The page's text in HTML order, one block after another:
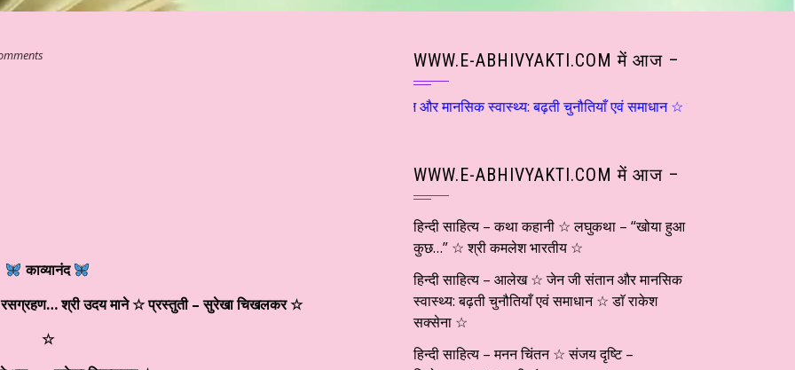
काव्यानंद
श्री उदय माने ☆ प्रस्तुती – सुरेखा चिखलकर ☆
☆
WWW.E-ABHIVYAKTI.COM में आज –
☆ श्री कमलेश भारतीय ☆ हिन्दी साहित्य – आलेख ☆ जेन जी संतान और मानसिक स्वास्थ्य: बढ़ती चुनौतियाँ एवं समाधान ☆ डाॅ राकेश सक्सेना ☆ हिन्दी
WWW.E-ABHIVYAKTI.COM में आज –
हिन्दी साहित्य – कथा कहानी ☆ लघुकथा – “खोया हुआ
कुछ…” ☆ श्री कमलेश भारतीय ☆
हिन्दी साहित्य – आलेख ☆ जेन जी संतान और मानसिक
स्वास्थ्य: बढ़ती चुनौतियाँ एवं समाधान ☆ डाॅ राकेश
सक्सेना ☆
हिन्दी साहित्य – मनन चिंतन ☆ संजय दृष्टि –